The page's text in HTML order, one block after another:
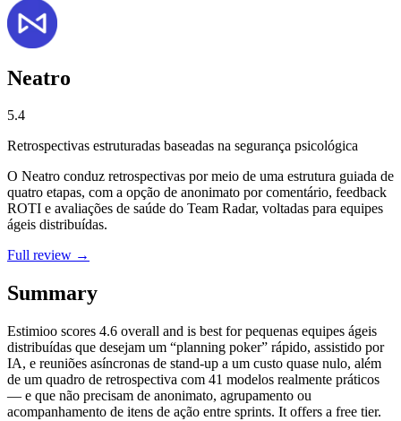
Neatro
5.4
Retrospectivas estruturadas baseadas na segurança psicológica
O Neatro conduz retrospectivas por meio de uma estrutura guiada de
quatro etapas, com a opção de anonimato por comentário, feedback
ROTI e avaliações de saúde do Team Radar, voltadas para equipes
ágeis distribuídas.
Full review →
Summary
Estimioo scores 4.6 overall and is best for pequenas equipes ágeis
distribuídas que desejam um “planning poker” rápido, assistido por
IA, e reuniões asíncronas de stand-up a um custo quase nulo, além
de um quadro de retrospectiva com 41 modelos realmente práticos
— e que não precisam de anonimato, agrupamento ou
acompanhamento de itens de ação entre sprints. It offers a free tier.